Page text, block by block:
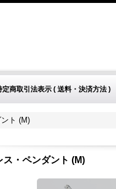
定商取引法表示 ( 送料・決済方法 )
ト (M)
ス・ペンダント (M)